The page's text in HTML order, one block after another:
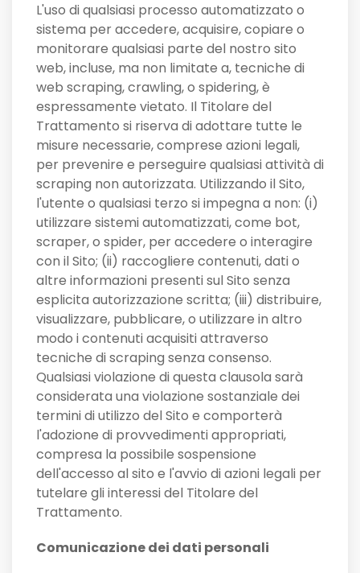
L'uso di qualsiasi processo automatizzato o
sistema per accedere, acquisire, copiare o
monitorare qualsiasi parte del nostro sito
web, incluse, ma non limitate a, tecniche di
web scraping, crawling, o spidering, è
espressamente vietato. Il Titolare del
Trattamento si riserva di adottare tutte le
misure necessarie, comprese azioni legali,
per prevenire e perseguire qualsiasi attività di
scraping non autorizzata. Utilizzando il Sito,
l'utente o qualsiasi terzo si impegna a non: (i)
utilizzare sistemi automatizzati, come bot,
scraper, o spider, per accedere o interagire
con il Sito; (ii) raccogliere contenuti, dati o
altre informazioni presenti sul Sito senza
esplicita autorizzazione scritta; (iii) distribuire,
visualizzare, pubblicare, o utilizzare in altro
modo i contenuti acquisiti attraverso
tecniche di scraping senza consenso.
Qualsiasi violazione di questa clausola sarà
considerata una violazione sostanziale dei
termini di utilizzo del Sito e comporterà
l'adozione di provvedimenti appropriati,
compresa la possibile sospensione
dell'accesso al sito e l'avvio di azioni legali per
tutelare gli interessi del Titolare del
Trattamento.
Comunicazione dei dati personali